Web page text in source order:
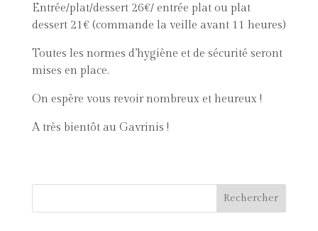
Entrée/plat/dessert 26€/ entrée plat ou plat
dessert 21€ (commande la veille avant 11 heures)
Toutes les normes d’hygiène et de sécurité seront
mises en place.
On espère vous revoir nombreux et heureux !
A très bientôt au Gavrinis !